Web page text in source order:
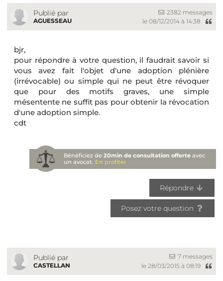
Publié par
AGUESSEAU
2382 messages
le 08/12/2014 à 14:38
bjr,
pour répondre à votre question, il faudrait savoir si
vous avez fait l'objet d'une adoption plénière
(irrévocable) ou simple qui ne peut être révoquer
que pour des motifs graves, une simple
mésentente ne suffit pas pour obtenir la révocation
d'une adoption simple.
cdt
Bénéficiez de20min de consultation offerte avec
un avocat. En profiter
Répondre
Posez votre question
Publié par
CASTELLAN
7 messages
le 28/03/2015 à 08:19